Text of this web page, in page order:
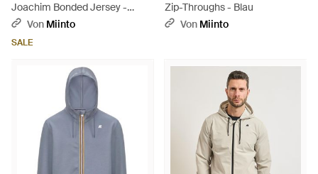
Joachim Bonded Jersey -
Schwarz
Von Miinto
SALE
Zip-Throughs - Blau
Von Miinto